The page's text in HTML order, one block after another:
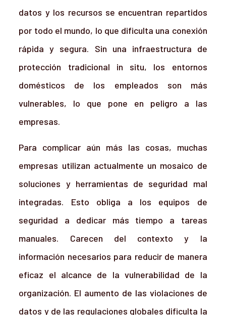
datos y los recursos se encuentran repartidos
por todo el mundo, lo que dificulta una conexión
rápida y segura. Sin una infraestructura de
protección tradicional in situ, los entornos
domésticos de los empleados son más
vulnerables, lo que pone en peligro a las
empresas.
Para complicar aún más las cosas, muchas
empresas utilizan actualmente un mosaico de
soluciones y herramientas de seguridad mal
integradas. Esto obliga a los equipos de
seguridad a dedicar más tiempo a tareas
manuales. Carecen del contexto y la
información necesarios para reducir de manera
eficaz el alcance de la vulnerabilidad de la
organización. El aumento de las violaciones de
datos y de las regulaciones globales dificulta la